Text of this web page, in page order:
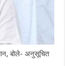
बोले- अनुसूचित